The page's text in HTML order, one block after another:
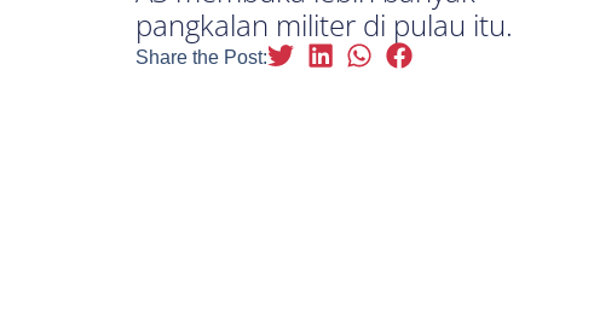
pangkalan militer di pulau itu.
Share the Post: